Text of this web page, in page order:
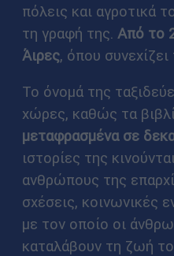
πόλεις και αγροτικά
τη γραφή της. Από το
Άιρες, όπου
Το όνομά της
χώρες, καθώς τα
μεταφρασμένα σε
ιστορίες της
ανθρώπους της
σχέσεις, κοινωνικές
με τον οποίο οι
καταλάβουν τη ζωή